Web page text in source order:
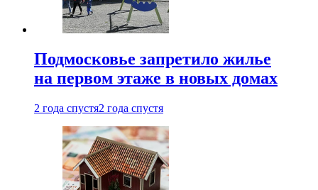
Подмосковье запретило жилье
на первом этаже в новых домах
2 года спустя2 года спустя